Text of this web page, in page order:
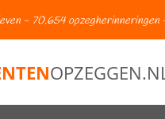
- 70.654 opzegherinneringen